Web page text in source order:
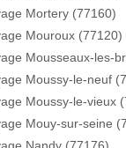
Mortery (77160)
Mouroux (77120)
Mousseaux-les-
Moussy-le-neuf
Moussy-le-vieux
Mouy-sur-seine